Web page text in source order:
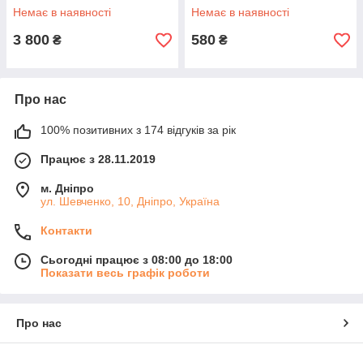
Немає в наявності
3 800 ₴
Немає в наявності
580 ₴
Про нас
100% позитивних з 174 відгуків за рік
Працює з 28.11.2019
м. Дніпро
ул. Шевченко, 10, Дніпро, Україна
Контакти
Сьогодні працює з 08:00 до 18:00
Показати весь графік роботи
Про нас